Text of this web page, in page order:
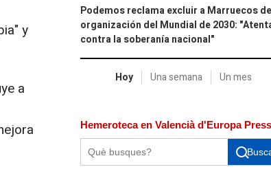
y
a
Podemos reclama excluir a Marruecos
organización del Mundial de 2030:
contra la soberanía nacional"
Hoy Una semana Un mes
Hemeroteca en Valencià d'Europa Press